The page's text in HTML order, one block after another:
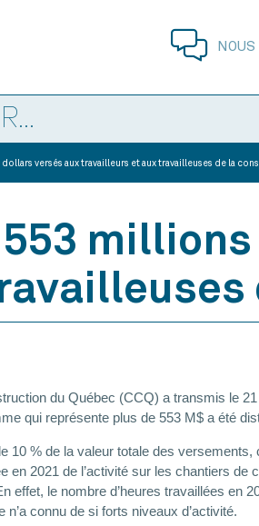
versés aux travailleurs et aux travailleuses de la
553
du Québec (CCQ) a transmis le
qui représente plus de 553 M$ a été
10 % de la valeur totale des
en 2021 de l’activité sur les chantiers
effet, le nombre d’heures travaillées en
n’a connu de si forts niveaux d’activité.